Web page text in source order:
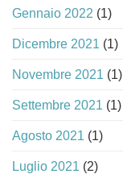
Gennaio 2022 (1)
Dicembre 2021 (1)
Novembre 2021 (1)
Settembre 2021 (1)
Agosto 2021 (1)
Luglio 2021 (2)